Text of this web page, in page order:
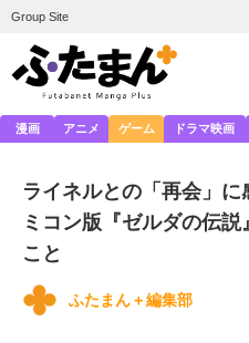
Group Site
漫画 アニメ ゲーム ドラマ映画
ライネルとの「再会」
ミコン版『ゼルダの伝
こと
ふたまん＋編集部